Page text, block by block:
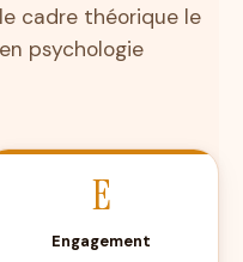
cadre théorique le
psychologie
E
Engagement